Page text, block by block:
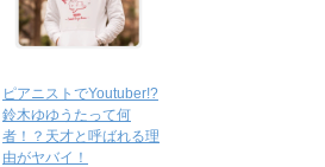
ピアニストでYoutuber!?
鈴木ゆゆうたって何
者！？天才と呼ばれる理
由がヤバイ！